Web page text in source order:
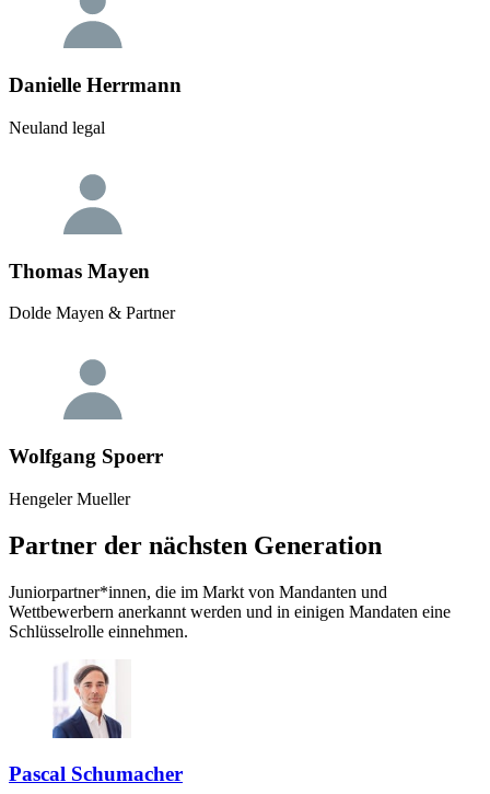
Danielle Herrmann
Neuland legal
Thomas Mayen
Dolde Mayen & Partner
Wolfgang Spoerr
Hengeler Mueller
Partner der nächsten Generation
Juniorpartner*innen, die im Markt von Mandanten und
Wettbewerbern anerkannt werden und in einigen Mandaten eine
Schlüsselrolle einnehmen.
Pascal Schumacher